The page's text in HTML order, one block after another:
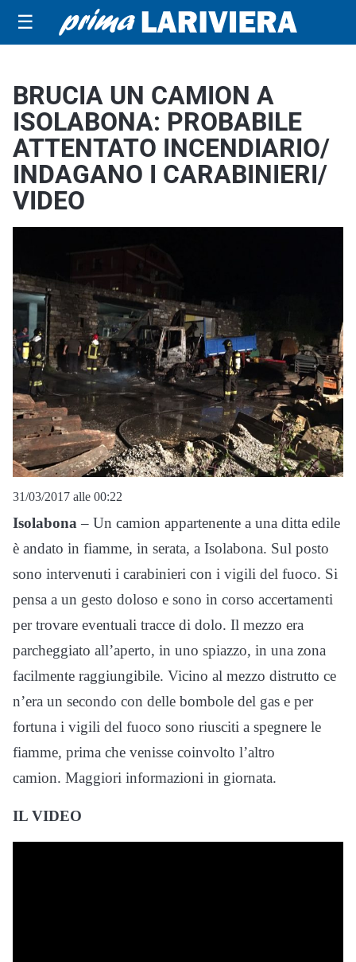
☰
BRUCIA UN CAMION A
ISOLABONA: PROBABILE
ATTENTATO INCENDIARIO/
INDAGANO I CARABINIERI/
VIDEO
31/03/2017 alle 00:22
Isolabona– Un camion appartenente a una ditta edile
è andato in fiamme, in serata, a Isolabona. Sul posto
sono intervenuti i carabinieri con i vigili del fuoco. Si
pensa a un gesto doloso e sono in corso accertamenti
per trovare eventuali tracce di dolo. Il mezzo era
parcheggiato all’aperto, in uno spiazzo, in una zona
facilmente raggiungibile. Vicino al mezzo distrutto ce
n’era un secondo con delle bombole del gas e per
fortuna i vigili del fuoco sono riusciti a spegnere le
fiamme, prima che venisse coinvolto l’altro
camion. Maggiori informazioni in giornata.
IL VIDEO